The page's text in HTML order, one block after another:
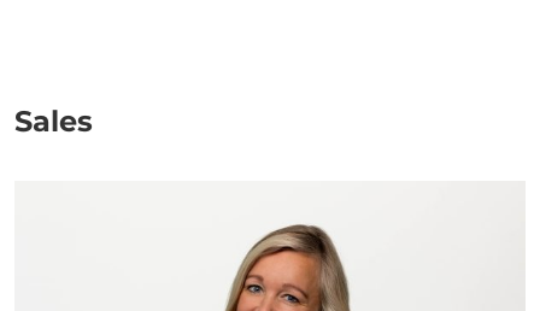
Sales